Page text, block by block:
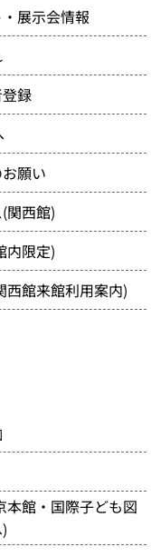
展示会情報
録
願い
関西館)
内限定)
西館来館利用案内)
本館・国際子ども図